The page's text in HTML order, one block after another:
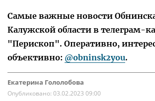
Самые важные новости
Калужской области в телеграм-
"Перископ". Оперативно,
объективно: @obninsk2you.
Екатерина Гололобова
Опубликовано: 03.02.2023 09:00